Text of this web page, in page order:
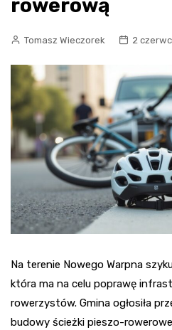
rowerową
Tomasz Wieczorek 2
Na terenie Nowego Warpna
która ma na celu poprawę
rowerzystów. Gmina ogłosiła
budowy ścieżki pieszo-